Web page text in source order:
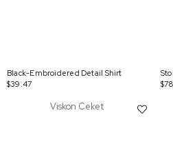
Black-Embroidered Detail Shirt
$39.47
Viskon Ceket